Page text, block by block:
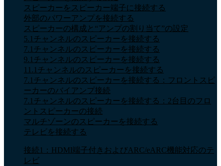
スピーカーをスピーカー端子に接続する
外部のパワーアンプを接続する
スピーカーの構成と“アンプの割り当て”の設定
5.1チャンネルのスピーカーを接続する
7.1チャンネルのスピーカーを接続する
9.1チャンネルのスピーカーを接続する
11.1チャンネルのスピーカーを接続する
7.1チャンネルのスピーカーを接続する：フロントスピ
ーカーのバイアンプ接続
7.1チャンネルのスピーカーを接続する：2台目のフロ
ントスピーカーの接続
マルチゾーンのスピーカーを接続する
テレビを接続する
接続1：HDMI端子付きおよびARC/eARC機能対応のテ
レビ